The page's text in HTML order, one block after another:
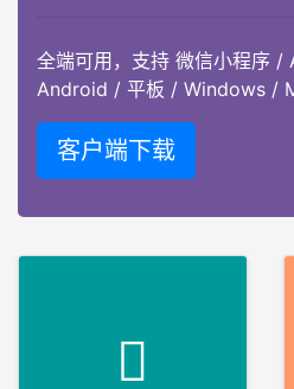
全端可用，支持 微信小程序 /
Android / 平板 / Windows /
客户端下载